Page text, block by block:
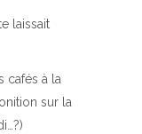
laissait
cafés à la
sur la